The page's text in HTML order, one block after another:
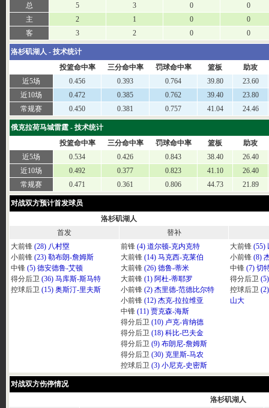
总
5 3 0
0
主
2 1 0
0
客
3 2 0 0
洛杉矶湖人 - 技术统计
投篮命中率
三分命中率 罚球命中率 篮板
助攻
近5场
0.456 0.393 0.764 39.80
23.60
近10场
0.472 0.385 0.762 39.40
23.80
常规赛
0.450 0.381 0.757 41.04 24.46
俄克拉荷马城雷霆 - 技术统计
投篮命中率
三分命中率 罚球命中率 篮板
助攻
近5场
0.534 0.426 0.843 38.40
26.40
近10场
0.492 0.377 0.823 41.10
26.40
常规赛
0.471 0.361 0.806 44.73 21.89
对战双方预计首发球员
洛杉矶湖人
首发
替补
大前锋 (28) 八村塁
小前锋 (23) 勒布朗-詹姆斯
中锋 (5) 德安德鲁-艾顿
得分后卫 (36) 马库斯-斯马特
控球后卫 (15) 奥斯汀-里夫斯
前锋 (4) 道尔顿-克内克特
大前锋 (14) 马克西-克莱伯
大前锋 (26) 德鲁-蒂米
大前锋 (1) 阿杜-蒂耶罗
小前锋 (2) 杰里德-范德比尔特
小前锋 (12) 杰克-拉拉维亚
中锋 (11) 贾克森-海斯
得分后卫 (10) 卢克-肯纳德
得分后卫 (18) 科比-巴夫金
得分后卫 (9) 布朗尼-詹姆斯
得分后卫 (30) 克里斯-马农
控球后卫 (3) 小尼克-史密斯
大前锋 (55)
小前锋 (8)
中锋 (7) 切
得分后卫
控球后卫
山大
对战双方伤停情况
洛杉矶湖人